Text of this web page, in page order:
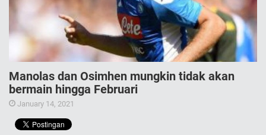
Manolas dan Osimhen mungkin tidak akan
bermain hingga Februari
January 14, 2021